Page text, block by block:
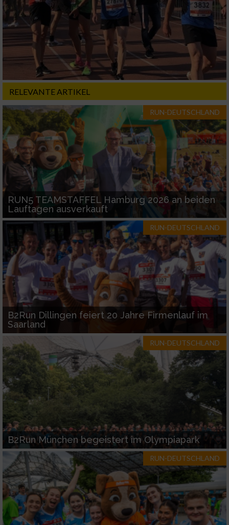
RELEVANTE ARTIKEL
RUN-DEUTSCHLAND
RUN5 TEAMSTAFFEL Hamburg 2026 an beiden
Lauftagen ausverkauft
RUN-DEUTSCHLAND
B2Run Dillingen feiert 20 Jahre Firmenlauf im
Saarland
RUN-DEUTSCHLAND
B2Run München begeistert im Olympiapark
RUN-DEUTSCHLAND
Nicht-IAB-Verarbeitungszwecke:
Notwendig
Performance
Funktional
Werbung